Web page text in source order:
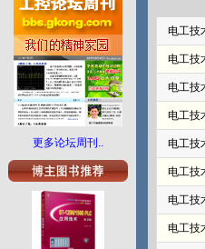
更多论坛周刊..
电工技
电工技
电工技
电工技
电工技
电工技
电工技
电工技